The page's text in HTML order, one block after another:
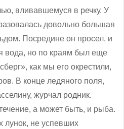
вливавшемуся в речку. У
довольно большая
Посредине он просел, и
вода, но по краям был еще
как мы его окрестили,
В конце ледяного поля,
журчал родник.
а может быть, и рыба.
лунок, не успевших